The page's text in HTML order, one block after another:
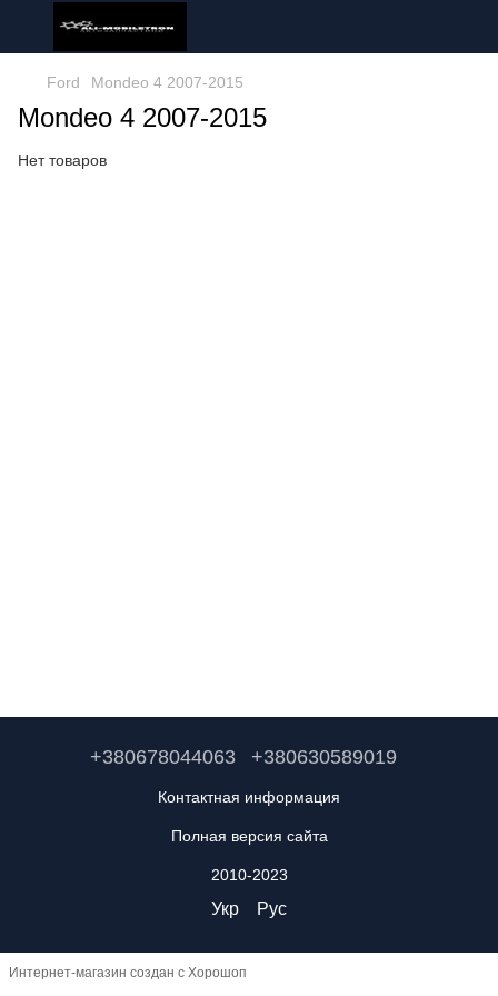
Ford Mondeo 4 2007-2015
Mondeo 4 2007-2015
Нет товаров
+380678044063 +380630589019
Контактная информация
Полная версия сайта
2010-2023
Укр Рус
Интернет-магазин создан с Хорошоп